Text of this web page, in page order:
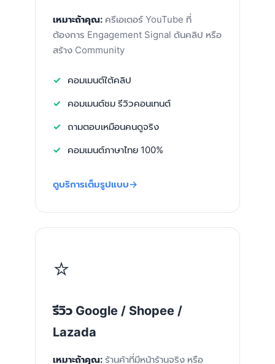
เหมาะถ้าคุณ:ครีเอเตอร์ YouTube ที่
ต้องการ Engagement Signal ดันคลิป หรือ
สร้าง Community
คอมเมนต์ใต้คลิป
คอมเมนต์ชม รีวิวคอนเทนต์
ถามตอบเหมือนคนดูจริง
คอมเมนต์ภาษาไทย 100%
ดูบริการเต็มรูปแบบ
⭐
รีวิว Google / Shopee /
Lazada
เหมาะถ้าคุณ:ร้านค้าที่มีหน้าร้านจริง หรือ